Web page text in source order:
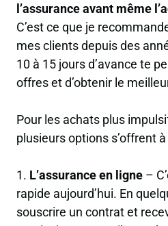
l’assurance avant même
C’est ce que je
mes clients depuis des
10 à 15 jours d’avance te
offres et d’obtenir le
Pour les achats plus
plusieurs options s’offrent à
1. L’assurance en ligne –
rapide aujourd’hui. En
souscrire un contrat et